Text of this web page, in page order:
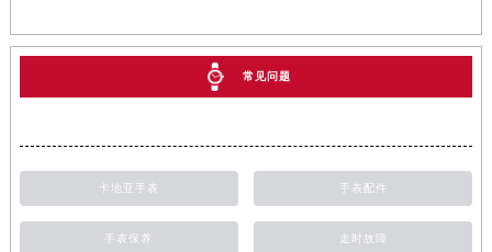
常见问题
卡地亚手表 手表配件
手表保养 走时故障